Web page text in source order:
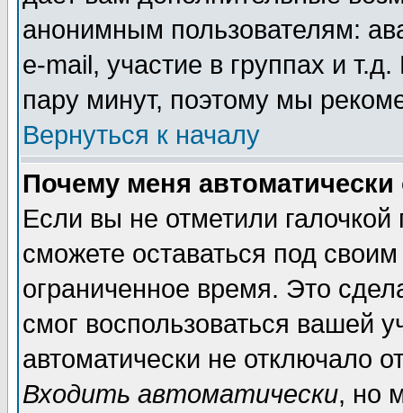
анонимным пользователям:
e-mail, участие в группах и
пару минут, поэтому мы
Вернуться к началу
Почему меня автоматически
Если вы не отметили галочкой
сможете оставаться под
ограниченное время. Это
смог воспользоваться вашей
автоматически не отключало
Входить автоматически, но